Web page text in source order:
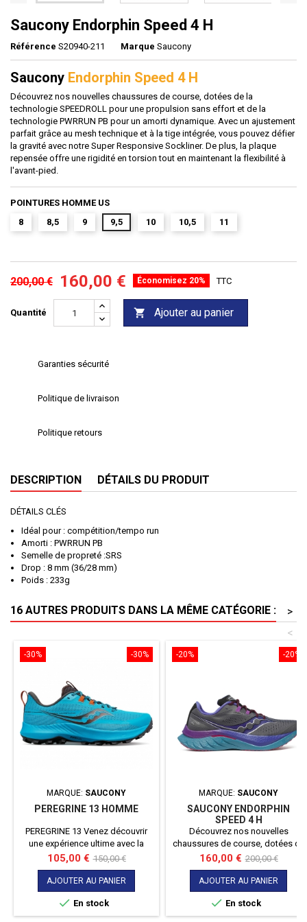
Saucony Endorphin Speed 4 H
Référence S20940-211 Marque Saucony
Saucony Endorphin Speed 4 H
Découvrez nos nouvelles chaussures de course, dotées de la
technologie SPEEDROLL pour une propulsion sans effort et de la
technologie PWRRUN PB pour un amorti dynamique. Avec un ajustement
parfait grâce au mesh technique et à la tige intégrée, vous pouvez défier
la gravité avec notre Super Responsive Sockliner. De plus, la plaque
repensée offre une rigidité en torsion tout en maintenant la flexibilité à
l'avant-pied.
POINTURES HOMME US
8
8,5 9 9,5 10 10,5 11
200,00 € 160,00 € Économisez 20% TTC
Quantité  Ajouter au panier
Garanties sécurité
Politique de livraison
Politique retours
DESCRIPTION DÉTAILS DU PRODUIT
DÉTAILS CLÉS
Idéal pour : compétition/tempo run
Amorti : PWRRUN PB
Semelle de propreté :SRS
Drop : 8 mm (36/28 mm)
Poids : 233g
16 AUTRES PRODUITS DANS LA MÊME CATÉGORIE :
>
<
-30%
-30%
MARQUE: SAUCONY
PEREGRINE 13 HOMME
PEREGRINE 13 Venez découvrir
une expérience ultime avec la
nouvelle peregrine 13. Dotée de
la mousse POWER RUN et d'une
adhérence extrême, elle a tout ce
qu'il vous faut pour aller loin et
vite.
Prix
105,00 € Prix
de
base
150,00 €
AJOUTER AU PANIER
 En stock
-20%
-20%
MARQUE: SAUCONY
SAUCONY ENDORPHIN
SPEED 4 H
Découvrez nos nouvelles
chaussures de course, dotées de
la technologie SPEEDROLL pour
une propulsion sans effort et de
la technologie PWRRUN PB pour
un amorti dynamique. Avec un
ajustement parfait grâce au mesh
technique et à la tige intégrée,
Prix
160,00 € Prix
de
base
200,00 €
AJOUTER AU PANIER
 En stock